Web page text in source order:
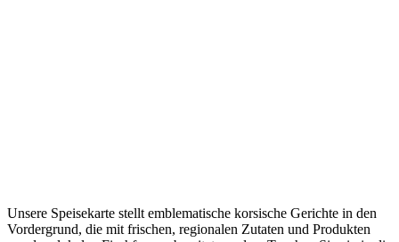
Unsere Speisekarte stellt emblematische korsische Gerichte in den
Vordergrund, die mit frischen, regionalen Zutaten und Produkten